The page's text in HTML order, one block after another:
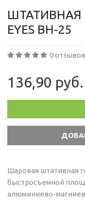
ШТАТИВНАЯ
EYES BH-25
0 отзывов
136,90 руб.
Шаровая штативная
быстросъемной
алюминиево-